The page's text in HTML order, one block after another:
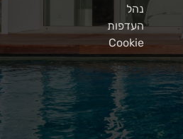
נהל
העדפות
Cookie